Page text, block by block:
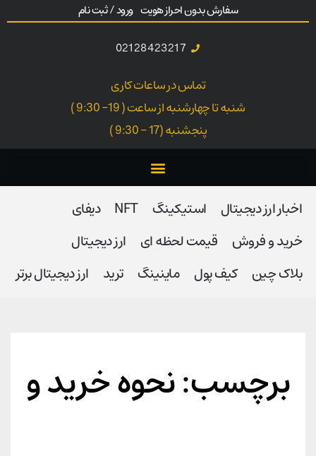
سفارش بدون احراز هویت ورود / ثبت نام
02128423217
تماس در ساعات کاری
شنبه تا چهارشنبه از ساعت ( 19- 9:30 )
پنجشنبه (17 - 9:30 )
اخبار ارز دیجیتال استیکینگ NFT
دیفای
خرید و فروش
قیمت لحظه ای
ارز دیجیتال
بلاک‌ چین
کیف پول ماینینگ ترید ارز دیجیتال برتر
برچسب: نحوه خرید و